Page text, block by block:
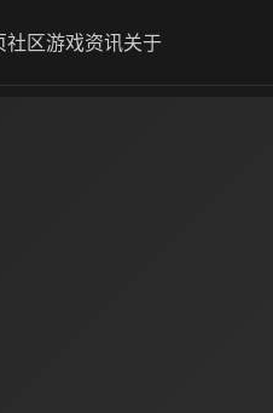
社区游戏资讯关于